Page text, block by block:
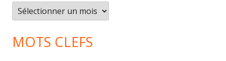
Archives
MOTS CLEFS